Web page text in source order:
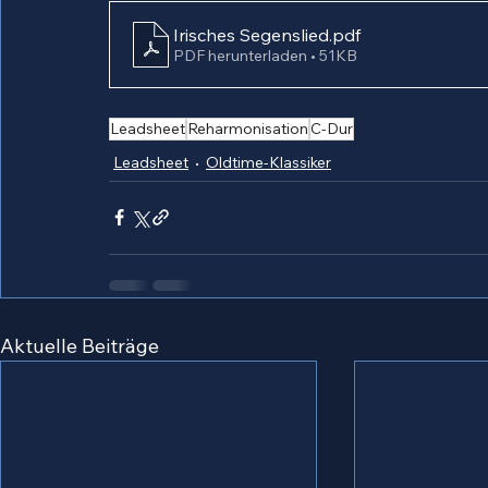
Irisches Segenslied.pdf
PDF herunterladen • 51KB
LeadsheetReharmonisationC-Dur
Leadsheet
Oldtime-Klassiker
Aktuelle Beiträge